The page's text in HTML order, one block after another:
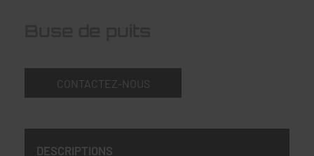
CONTACTEZ-NOUS
DESCRIPTIONS